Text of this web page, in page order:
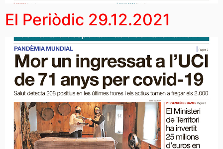
El Periòdic 29.12.2021